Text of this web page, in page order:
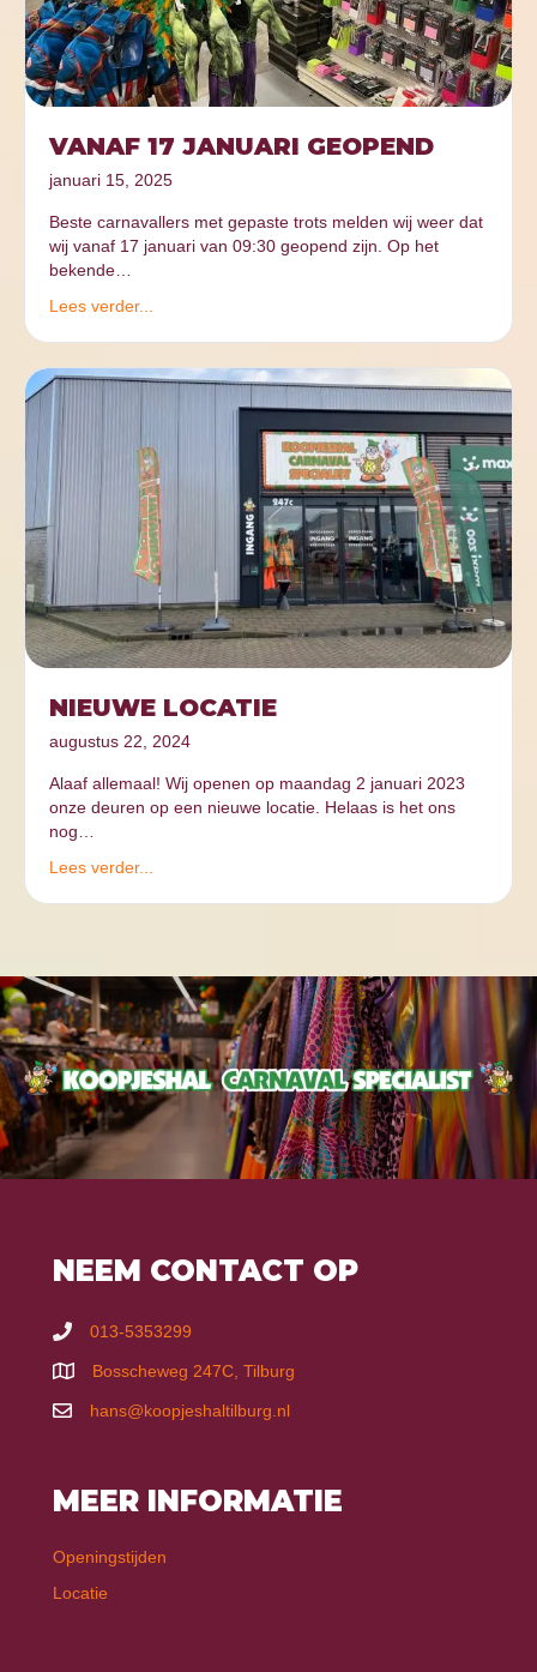
VANAF 17 JANUARI GEOPEND
januari 15, 2025
Beste carnavallers met gepaste trots melden wij weer dat
wij vanaf 17 januari van 09:30 geopend zijn. Op het
bekende…
Lees verder...
NIEUWE LOCATIE
augustus 22, 2024
Alaaf allemaal! Wij openen op maandag 2 januari 2023
onze deuren op een nieuwe locatie. Helaas is het ons
nog…
Lees verder...
NEEM CONTACT OP
013-5353299
Bosscheweg 247C, Tilburg
hans@koopjeshaltilburg.nl
MEER INFORMATIE
Openingstijden
Locatie